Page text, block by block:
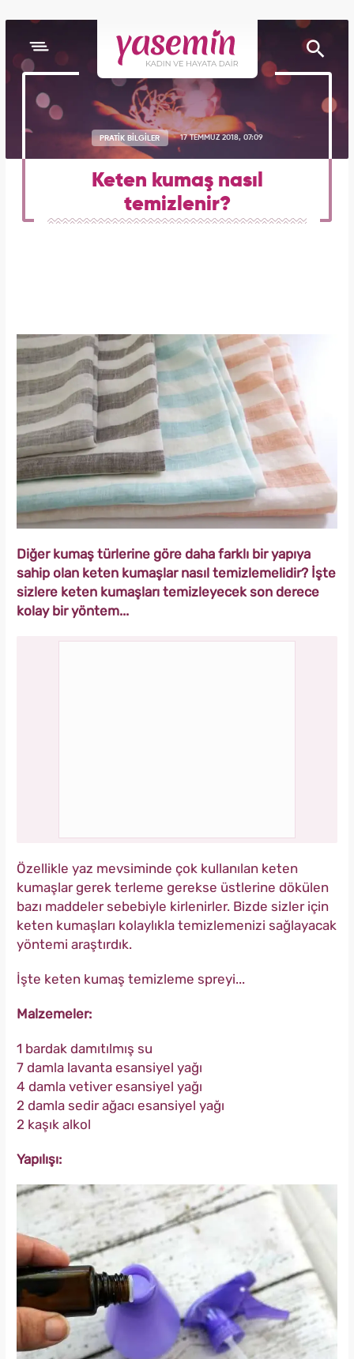
PRATİK BİLGİLER 17 TEMMUZ 2018, 07:09
Keten kumaş nasıl
temizlenir?
Diğer kumaş türlerine göre daha farklı bir yapıya
sahip olan keten kumaşlar nasıl temizlemelidir? İşte
sizlere keten kumaşları temizleyecek son derece
kolay bir yöntem...
Özellikle yaz mevsiminde çok kullanılan keten
kumaşlar gerek terleme gerekse üstlerine dökülen
bazı maddeler sebebiyle kirlenirler. Bizde sizler için
keten kumaşları kolaylıkla temizlemenizi sağlayacak
yöntemi araştırdık.
İşte keten kumaş temizleme spreyi...
Malzemeler:
1 bardak damıtılmış su
7 damla lavanta esansiyel yağı
4 damla vetiver esansiyel yağı
2 damla sedir ağacı esansiyel yağı
2 kaşık alkol
Yapılışı: